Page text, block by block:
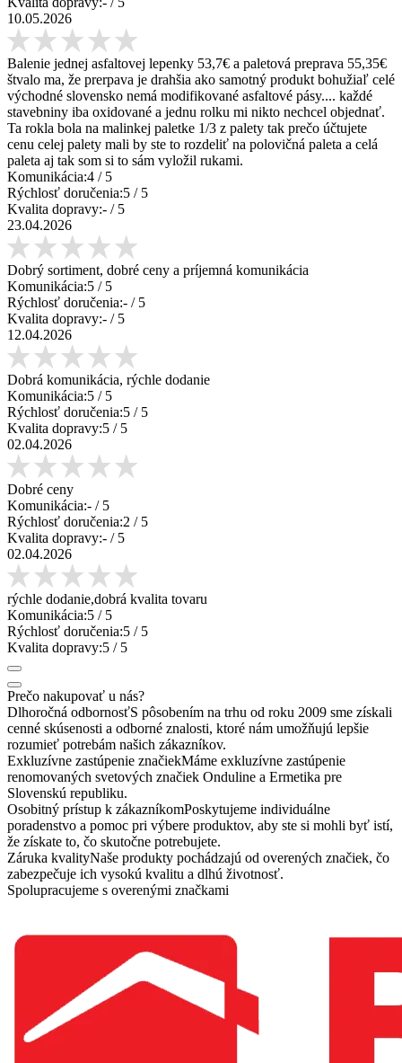
10.05.2026
Balenie jednej asfaltovej lepenky 53,7€ a paletová preprava 55,35€
štvalo ma, že prerpava je drahšia ako samotný produkt bohužiaľ celé
východné slovensko nemá modifikované asfaltové pásy.... každé
stavebniny iba oxidované a jednu rolku mi nikto nechcel objednať.
Ta rokla bola na malinkej paletke 1/3 z palety tak prečo účtujete
cenu celej palety mali by ste to rozdeliť na polovičná paleta a celá
paleta aj tak som si to sám vyložil rukami.
Komunikácia:4 / 5
Rýchlosť doručenia:5 / 5
Kvalita dopravy:- / 5
23.04.2026
Dobrý sortiment, dobré ceny a príjemná komunikácia
Komunikácia:5 / 5
Rýchlosť doručenia:- / 5
Kvalita dopravy:- / 5
12.04.2026
Dobrá komunikácia, rýchle dodanie
Komunikácia:5 / 5
Rýchlosť doručenia:5 / 5
Kvalita dopravy:5 / 5
02.04.2026
Dobré ceny
Komunikácia:- / 5
Rýchlosť doručenia:2 / 5
Kvalita dopravy:- / 5
02.04.2026
rýchle dodanie,dobrá kvalita tovaru
Komunikácia:5 / 5
Rýchlosť doručenia:5 / 5
Kvalita dopravy:5 / 5
Prečo nakupovať u nás?
Dlhoročná odbornosťS pôsobením na trhu od roku 2009 sme získali
cenné skúsenosti a odborné znalosti, ktoré nám umožňujú lepšie
rozumieť potrebám našich zákazníkov.
Exkluzívne zastúpenie značiekMáme exkluzívne zastúpenie
renomovaných svetových značiek Onduline a Ermetika pre
Slovenskú republiku.
Osobitný prístup k zákazníkomPoskytujeme individuálne
poradenstvo a pomoc pri výbere produktov, aby ste si mohli byť istí,
že získate to, čo skutočne potrebujete.
Záruka kvalityNaše produkty pochádzajú od overených značiek, čo
zabezpečuje ich vysokú kvalitu a dlhú životnosť.
Spolupracujeme s overenými značkami